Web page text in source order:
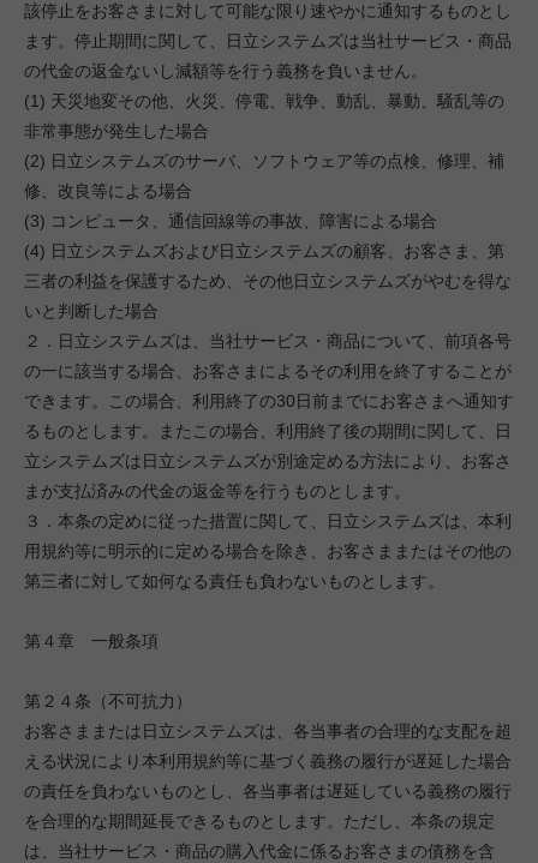
該停止をお客さまに対して可能な限り速やかに通知するものとし
ます。停止期間に関して、日立システムズは当社サービス・商品
の代金の返金ないし減額等を行う義務を負いません。
(1) 天災地変その他、火災、停電、戦争、動乱、暴動、騒乱等の
非常事態が発生した場合
(2) 日立システムズのサーバ、ソフトウェア等の点検、修理、補
修、改良等による場合
(3) コンピュータ、通信回線等の事故、障害による場合
(4) 日立システムズおよび日立システムズの顧客、お客さま、第
三者の利益を保護するため、その他日立システムズがやむを得な
いと判断した場合
２．日立システムズは、当社サービス・商品について、前項各号
の一に該当する場合、お客さまによるその利用を終了することが
できます。この場合、利用終了の30日前までにお客さまへ通知す
るものとします。またこの場合、利用終了後の期間に関して、日
立システムズは日立システムズが別途定める方法により、お客さ
まが支払済みの代金の返金等を行うものとします。
３．本条の定めに従った措置に関して、日立システムズは、本利
用規約等に明示的に定める場合を除き、お客さままたはその他の
第三者に対して如何なる責任も負わないものとします。
第４章 一般条項
第２４条（不可抗力）
お客さままたは日立システムズは、各当事者の合理的な支配を超
える状況により本利用規約等に基づく義務の履行が遅延した場合
の責任を負わないものとし、各当事者は遅延している義務の履行
を合理的な期間延長できるものとします。ただし、本条の規定
は、当社サービス・商品の購入代金に係るお客さまの債務を含